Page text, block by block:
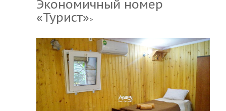
Экономичный номер
«Турист»>